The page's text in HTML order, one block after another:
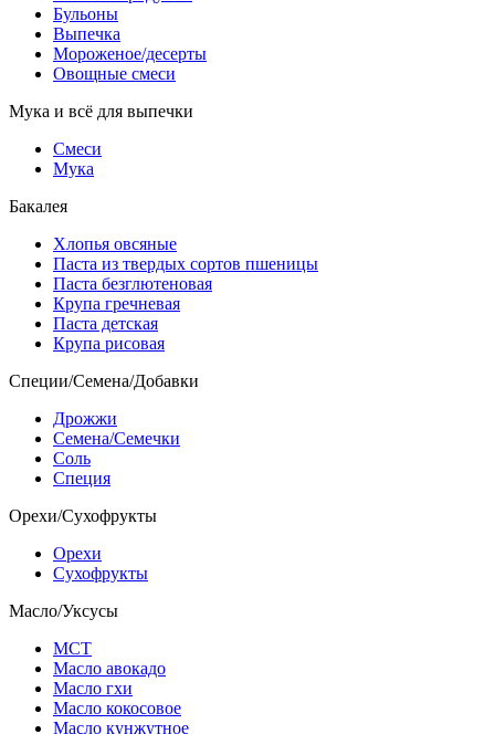
Бульоны
Выпечка
Мороженое/десерты
Овощные смеси
Мука и всё для выпечки
Смеси
Мука
Бакалея
Хлопья овсяные
Паста из твердых сортов пшеницы
Паста безглютеновая
Крупа гречневая
Паста детская
Крупа рисовая
Специи/Семена/Добавки
Дрожжи
Семена/Семечки
Соль
Специя
Орехи/Сухофрукты
Орехи
Сухофрукты
Масло/Уксусы
МСТ
Масло авокадо
Масло гхи
Масло кокосовое
Масло кунжутное